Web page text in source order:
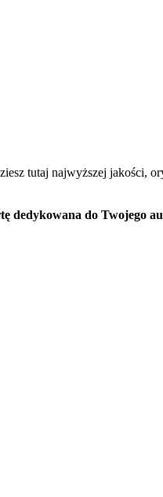
tutaj najwyższej jakości,
dedykowana do Twojego